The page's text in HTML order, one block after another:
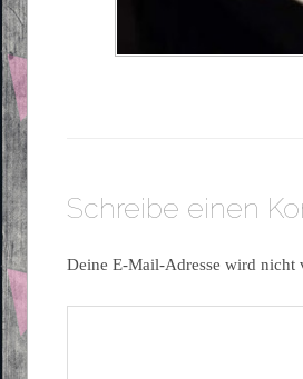
Schreibe einen
Deine E-Mail-Adresse wird nicht